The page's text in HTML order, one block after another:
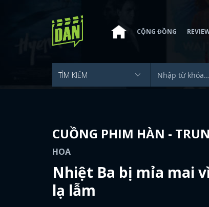
CỘNG ĐỒNG
CUỒNG PHIM HÀN -
HOA
Nhiệt Ba bị mỉa mai
lạ lẫm